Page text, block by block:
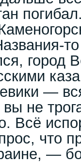
город
—
не
Всё
что
—